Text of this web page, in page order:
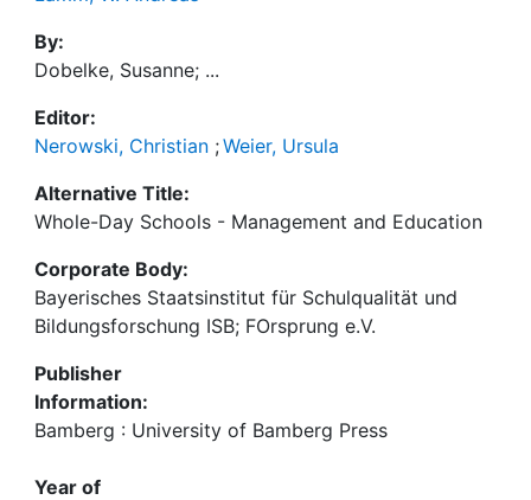
By:
Dobelke, Susanne; ...
Editor:
Nerowski, Christian ;Weier, Ursula
Alternative Title:
Whole-Day Schools - Management and Education
Corporate Body:
Bayerisches Staatsinstitut für Schulqualität und
Bildungsforschung ISB; FOrsprung e.V.
Publisher
Information:
Bamberg : University of Bamberg Press
Year of